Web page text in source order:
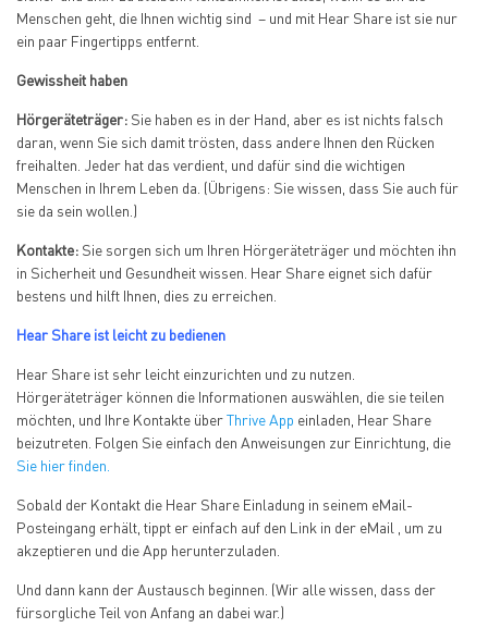
Menschen geht, die Ihnen wichtig sind – und mit Hear Share ist sie nur
ein paar Fingertipps entfernt.
Gewissheit haben
Hörgeräteträger: Sie haben es in der Hand, aber es ist nichts falsch
daran, wenn Sie sich damit trösten, dass andere Ihnen den Rücken
freihalten. Jeder hat das verdient, und dafür sind die wichtigen
Menschen in Ihrem Leben da. (Übrigens: Sie wissen, dass Sie auch für
sie da sein wollen.)
Kontakte: Sie sorgen sich um Ihren Hörgeräteträger und möchten ihn
in Sicherheit und Gesundheit wissen. Hear Share eignet sich dafür
bestens und hilft Ihnen, dies zu erreichen.
Hear Share ist leicht zu bedienen
Hear Share ist sehr leicht einzurichten und zu nutzen.
Hörgeräteträger können die Informationen auswählen, die sie teilen
möchten, und Ihre Kontakte überThrive App einladen, Hear Share
beizutreten. Folgen Sie einfach den Anweisungen zur Einrichtung, die
Sie hier finden.
Sobald der Kontakt die Hear Share Einladung in seinem eMail-
Posteingang erhält, tippt er einfach auf den Link in der eMail , um zu
akzeptieren und die App herunterzuladen.
Und dann kann der Austausch beginnen. (Wir alle wissen, dass der
fürsorgliche Teil von Anfang an dabei war.)